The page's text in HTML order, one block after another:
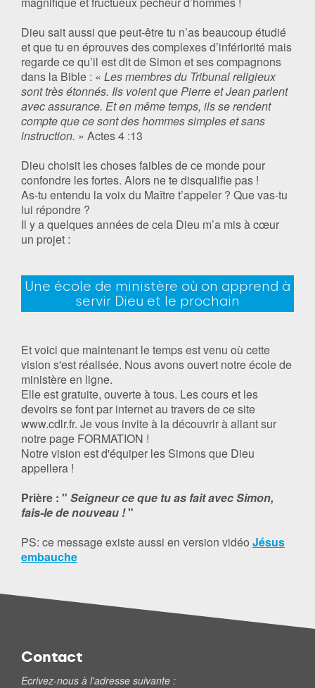
Dieu sait aussi que peut-être tu n’as beaucoup étudié
et que tu en éprouves des complexes d’infériorité mais
regarde ce qu’il est dit de Simon et ses compagnons
dans la Bible : « Les membres du Tribunal religieux
sont très étonnés. Ils voient que Pierre et Jean parlent
avec assurance. Et en même temps, ils se rendent
compte que ce sont des hommes simples et sans
instruction. » Actes 4 :13
Dieu choisit les choses faibles de ce monde pour
confondre les fortes. Alors ne te disqualifie pas !
As-tu entendu la voix du Maître t’appeler ? Que vas-tu
lui répondre ?
Il y a quelques années de cela Dieu m’a mis à cœur
un projet :
Une école de ministère où on apprend à
servir Dieu et le prochain
Et voici que maintenant le temps est venu où cette
vision s'est réalisée. Nous avons ouvert notre école de
ministère en ligne.
Elle est gratuite, ouverte à tous. Les cours et les
devoirs se font par internet au travers de ce site
www.cdlr.fr. Je vous invite à la découvrir à allant sur
notre page FORMATION !
Notre vision est d'équiper les Simons que Dieu
appellera !
Prière : " Seigneur ce que tu as fait avec Simon,
fais-le de nouveau !"
PS: ce message existe aussi en version vidéo Jésus
embauche
Contact
Ecrivez-nous à l'adresse suivante :